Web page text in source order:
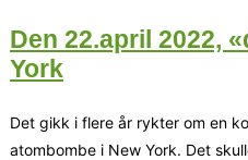
Den 22.april 2022,
York
Det gikk i flere år rykter om en
atombombe i New York. Det